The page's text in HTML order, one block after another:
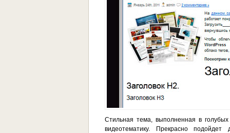
Стильная тема, выполненная в
видеотематику. Прекрасно